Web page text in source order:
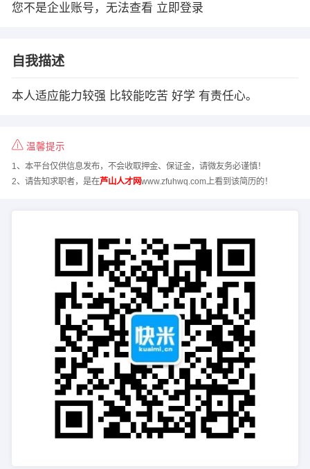
您不是企业账号，无法查看 立即登录
自我描述
本人适应能力较强 比较能吃苦 好学 有责任心。
温馨提示
1、本平台仅供信息发布，不会收取押金、保证金，请微友务必谨慎！
2、请告知求职者，是在芦山人才网www.zfuhwq.com上看到该简历的！